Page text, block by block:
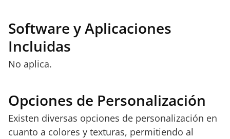
Software y Aplicaciones
Incluidas
No aplica.
Opciones de Personalización
Existen diversas opciones de personalización en
cuanto a colores y texturas, permitiendo al